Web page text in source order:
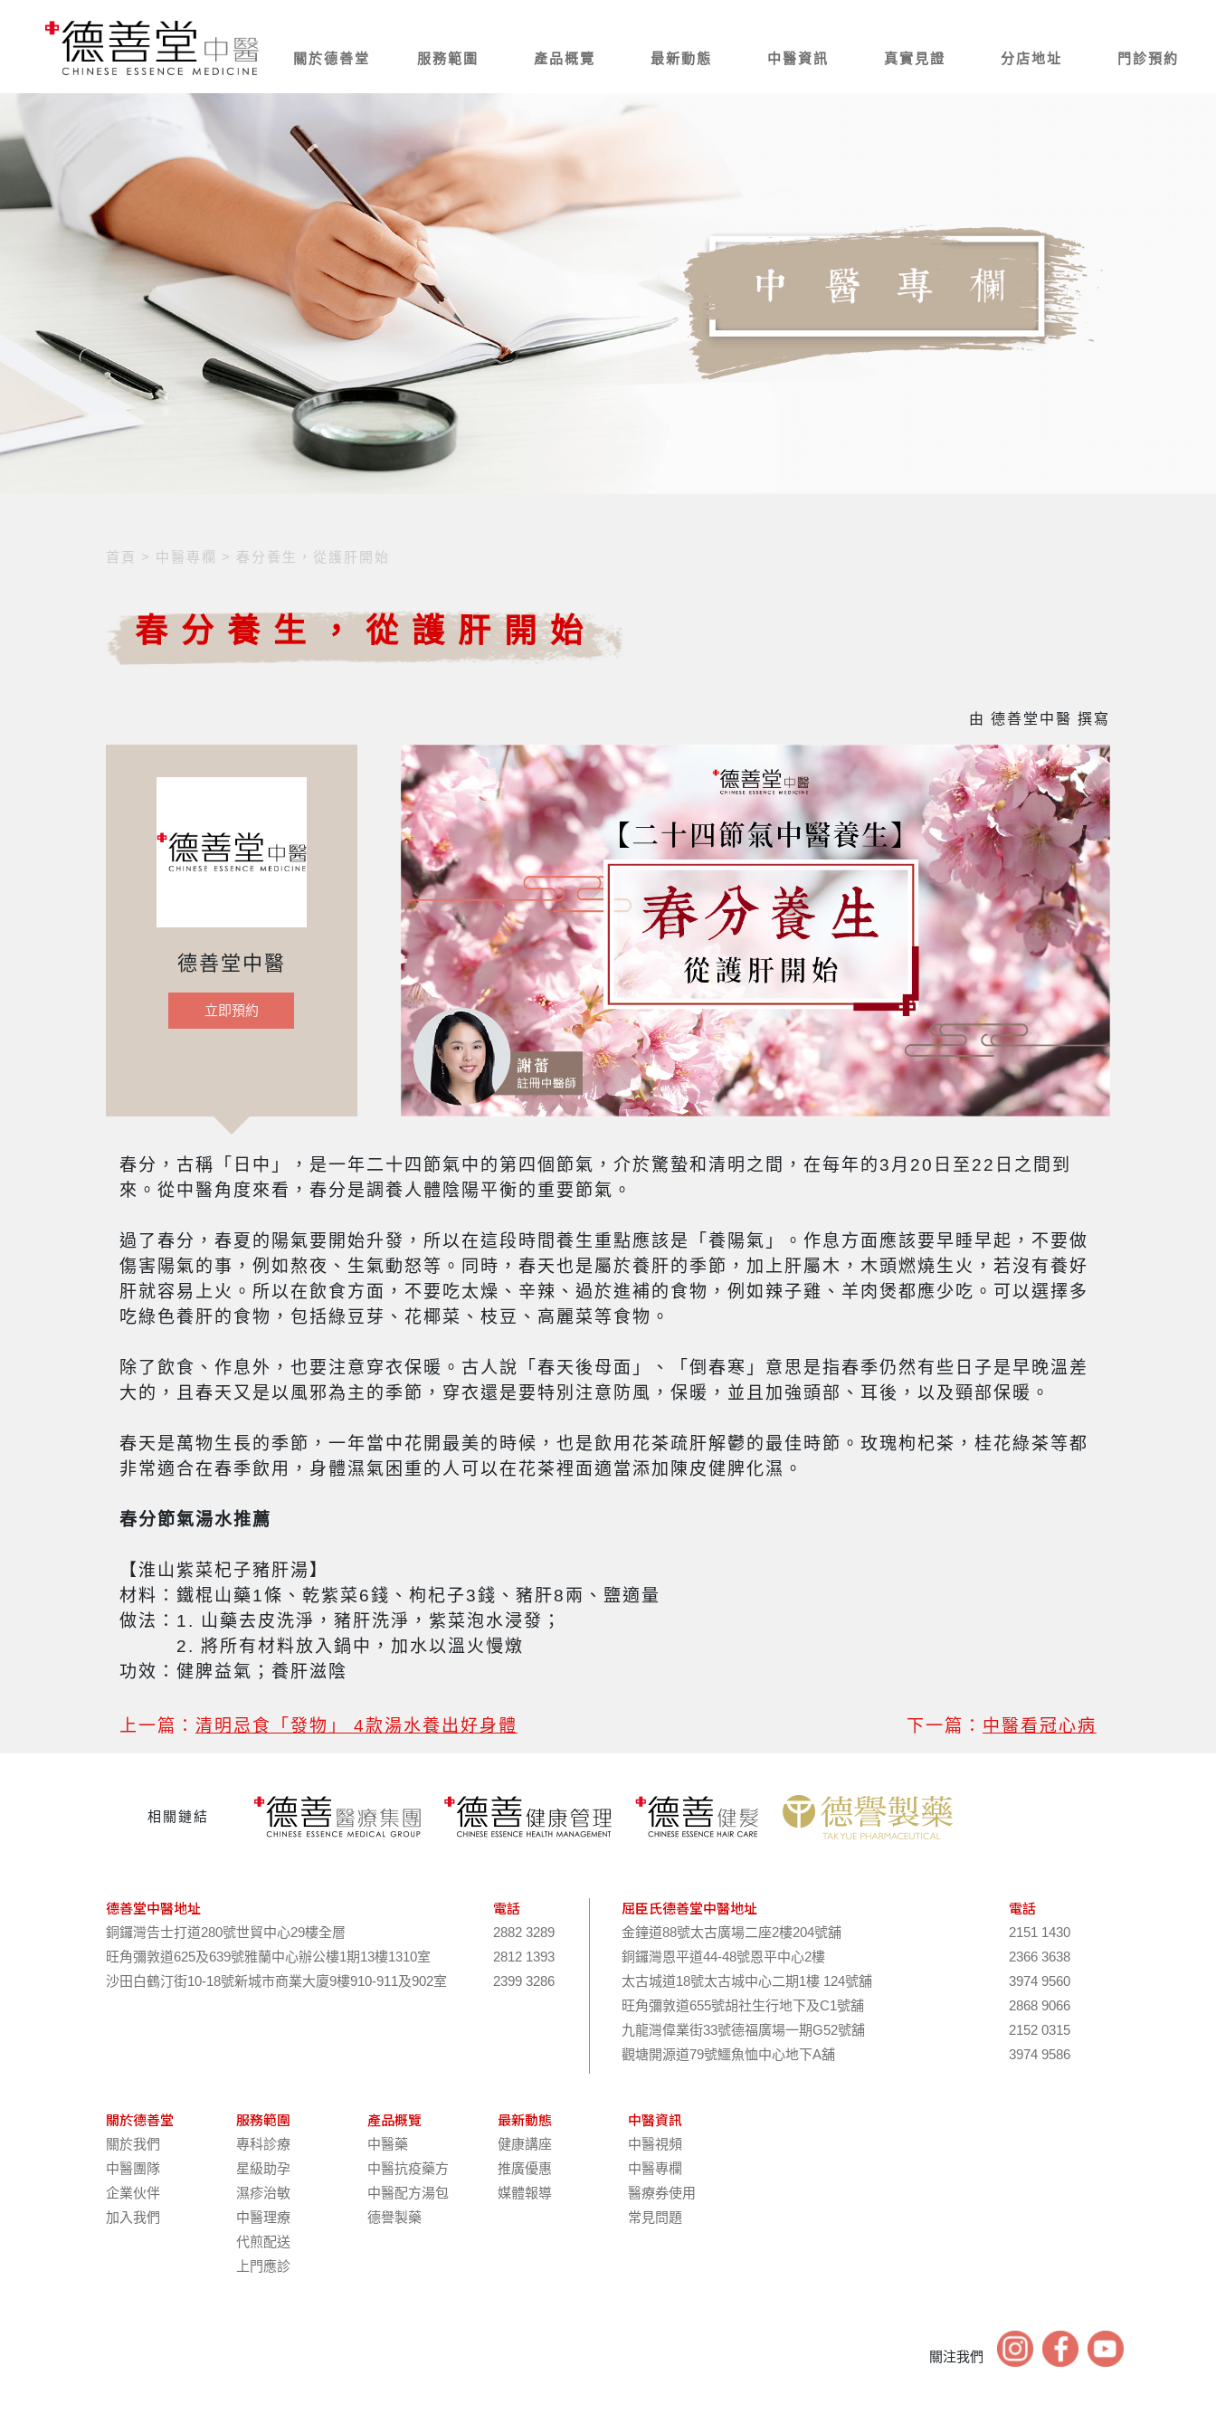
關於德善堂 服務範圍 產品概覽 最新動態 中醫資訊 真實見證 分店地址 門診預約
首頁 > 中醫專欄 > 春分養生，從護肝開始
春分養生，從護肝開始
由 德善堂中醫 撰寫
德善堂中醫
立即預約
春分，古稱「日中」，是一年二十四節氣中的第四個節氣，介於驚蟄和清明之間，在每年的3月20日至22日之間到
來。從中醫角度來看，春分是調養人體陰陽平衡的重要節氣。
過了春分，春夏的陽氣要開始升發，所以在這段時間養生重點應該是「養陽氣」。作息方面應該要早睡早起，不要做
傷害陽氣的事，例如熬夜、生氣動怒等。同時，春天也是屬於養肝的季節，加上肝屬木，木頭燃燒生火，若沒有養好
肝就容易上火。所以在飲食方面，不要吃太燥、辛辣、過於進補的食物，例如辣子雞、羊肉煲都應少吃。可以選擇多
吃綠色養肝的食物，包括綠豆芽、花椰菜、枝豆、高麗菜等食物。
除了飲食、作息外，也要注意穿衣保暖。古人說「春天後母面」、「倒春寒」意思是指春季仍然有些日子是早晚溫差
大的，且春天又是以風邪為主的季節，穿衣還是要特別注意防風，保暖，並且加強頭部、耳後，以及頸部保暖。
春天是萬物生長的季節，一年當中花開最美的時候，也是飲用花茶疏肝解鬱的最佳時節。玫瑰枸杞茶，桂花綠茶等都
非常適合在春季飲用，身體濕氣困重的人可以在花茶裡面適當添加陳皮健脾化濕。
春分節氣湯水推薦
【淮山紫菜杞子豬肝湯】
材料：鐵棍山藥1條、乾紫菜6錢、枸杞子3錢、豬肝8兩、鹽適量
做法：1. 山藥去皮洗淨，豬肝洗淨，紫菜泡水浸發；
2. 將所有材料放入鍋中，加水以溫火慢燉
功效：健脾益氣；養肝滋陰
上一篇： 清明忌食「發物」 4款湯水養出好身體 下一篇： 中醫看冠心病
相關鏈結
德善堂中醫地址 電話
銅鑼灣告士打道280號世貿中心29樓全層
2882 3289
旺角彌敦道625及639號雅蘭中心辦公樓1期13樓1310室
2812 1393
沙田白鶴汀街10-18號新城市商業大廈9樓910-911及902室
2399 3286
屈臣氏德善堂中醫地址 電話
金鐘道88號太古廣場二座2樓204號舖
2151 1430
銅鑼灣恩平道44-48號恩平中心2樓
2366 3638
太古城道18號太古城中心二期1樓 124號舖
3974 9560
旺角彌敦道655號胡社生行地下及C1號舖
2868 9066
九龍灣偉業街33號德福廣場一期G52號舖
2152 0315
觀塘開源道79號鱷魚恤中心地下A舖
3974 9586
關於德善堂
關於我們
中醫團隊
企業伙伴
加入我們
服務範圍
專科診療
星級助孕
濕疹治敏
中醫理療
代煎配送
上門應診
產品概覽
中醫藥
中醫抗疫藥方
中醫配方湯包
德譽製藥
最新動態
健康講座
推廣優惠
媒體報導
中醫資訊
中醫視頻
中醫專欄
醫療券使用
常見問題
關注我們